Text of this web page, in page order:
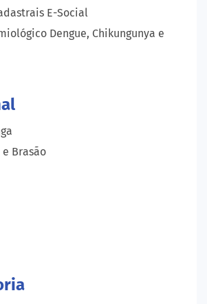
E-Social
Dengue, Chikungunya e
Brasão